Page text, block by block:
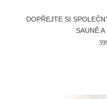
DOPŘEJTE SI
SAUNĚ